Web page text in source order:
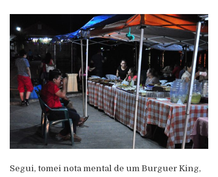
Segui, tomei nota mental de um Burguer King,